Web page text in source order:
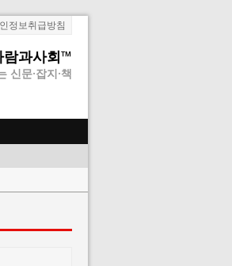
정보취급방침
람과사회™
신문·잡지·책